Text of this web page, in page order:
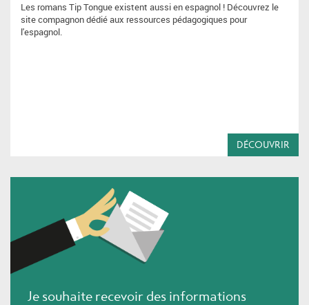
Les romans Tip Tongue existent aussi en espagnol ! Découvrez le
site compagnon dédié aux ressources pédagogiques pour
l'espagnol.
DÉCOUVRIR
Je souhaite recevoir des informations